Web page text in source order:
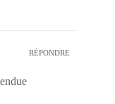
RÉPONDRE